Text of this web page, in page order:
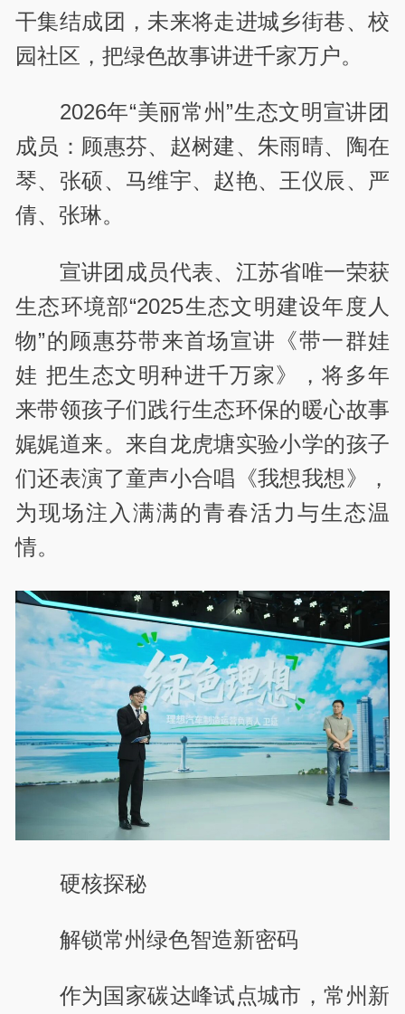
干集结成团，未来将走进城乡街巷、校
园社区，把绿色故事讲进千家万户。
2026年“美丽常州”生态文明宣讲团
成员： 顾惠芬、赵树建、朱雨晴、陶在
琴、张硕、马维宇、赵艳、王仪辰、严
倩、张琳。
宣讲团成员代表、江苏省唯一荣获
生态环境部“2025生态文明建设年度人
物”的顾惠芬带来首场宣讲《带一群娃
娃 把生态文明种进千万家》，将多年
来带领孩子们践行生态环保的暖心故事
娓娓道来。来自龙虎塘实验小学的孩子
们还表演了童声小合唱《我想我想》，
为现场注入满满的青春活力与生态温
情。
硬核探秘
解锁常州绿色智造新密码
作为国家碳达峰试点城市，常州新